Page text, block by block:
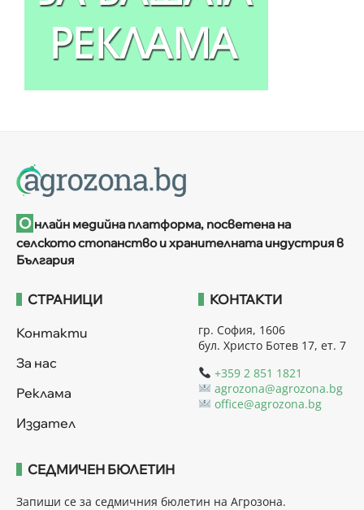
О нлайн медийна платформа, посветена на
селското стопанство и хранителната индустрия в
България
СТРАНИЦИ
Контакти
За нас
Реклама
Издател
КОНТАКТИ
гр. София, 1606
бул. Христо Ботев 17, ет. 7
+359 2 851 1821
agrozona@agrozona.bg
office@agrozona.bg
СЕДМИЧЕН БЮЛЕТИН
Запиши се за седмичния бюлетин на Агрозона.